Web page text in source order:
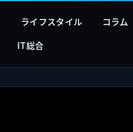
ライフスタイル
コラム
IT総合